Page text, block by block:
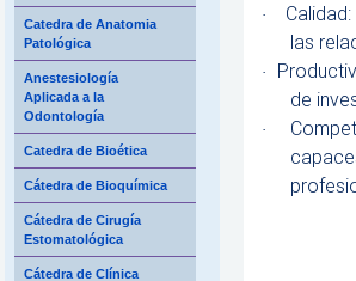
Catedra de Anatomia
Patológica
Anestesiología
Aplicada a la
Odontología
Catedra de Bioética
Cátedra de Bioquímica
Cátedra de Cirugía
Estomatológica
Cátedra de Clínica
·
las
·
de
·